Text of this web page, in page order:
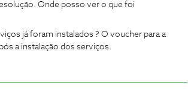
Onde posso ver o que foi
já foram instalados ? O voucher para a
a instalação dos serviços.